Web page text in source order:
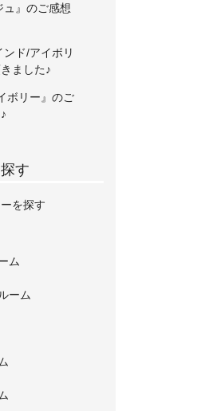
ュ』のご感想
ンド/アイボリ
ました♪
ボリー』のご
す
を探す
ム
ーム